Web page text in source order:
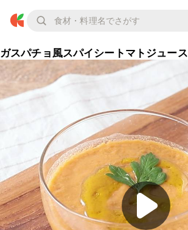
ガスパチョ風スパイシートマトジュース